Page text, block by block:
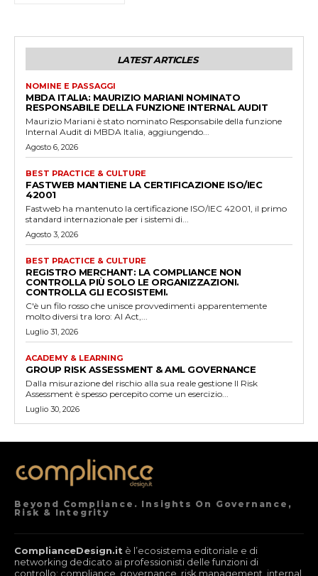
LATEST ARTICLES
NOMINE E PASSAGGI
MBDA ITALIA: MAURIZIO MARIANI NOMINATO
RESPONSABILE DELLA FUNZIONE INTERNAL AUDIT
Maurizio Mariani è stato nominato Responsabile della funzione
Internal Audit di MBDA Italia, aggiungendo...
Agosto 6, 2026
BEST PRACTICE & CULTURE
FASTWEB MANTIENE LA CERTIFICAZIONE ISO/IEC
42001
Fastweb ha mantenuto la certificazione ISO/IEC 42001, il primo
standard internazionale per i sistemi di...
Agosto 3, 2026
BEST PRACTICE & CULTURE
REGISTRO MERCHANT: LA COMPLIANCE NON
CONTROLLA PIÙ SOLO LE ORGANIZZAZIONI.
CONTROLLA GLI ECOSISTEMI.
C'è un filo rosso che unisce provvedimenti apparentemente
molto diversi tra loro: AI Act,...
Luglio 31, 2026
ACADEMY & LEARNING
GROUP RISK ASSESSMENT & AML GOVERNANCE
Dalla misurazione del rischio alla sua reale gestione Il Risk
Assessment è spesso percepito come un esercizio...
Luglio 30, 2026
Beyond Compliance. Insights On Governance,
Risk & Integrity
ComplianceDesign.it è l’ecosistema editoriale e di
networking dedicato ai professionisti delle funzioni di
controllo: compliance, governance, risk management, internal